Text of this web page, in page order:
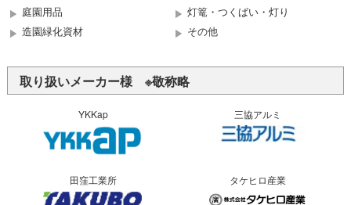
庭園用品
灯篭・つくばい・灯り
造園緑化資材
その他
取り扱いメーカー様 ※敬称略
YKKap 三協アルミ
田窪工業所 タケヒロ産業